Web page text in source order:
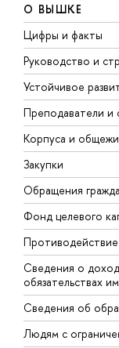
О ВЫШКЕ
Цифры и факты
Руководство и
Устойчивое
Преподаватели и
Корпуса и
Закупки
Обращения
Фонд целевого
Сведения о
обязательствах
Сведения об
Людям с